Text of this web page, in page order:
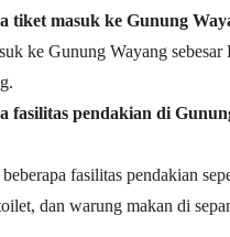
tiket masuk ke Gunung
ke Gunung Wayang sebesar
fasilitas pendakian di
fasilitas pendakian
dan warung makan di